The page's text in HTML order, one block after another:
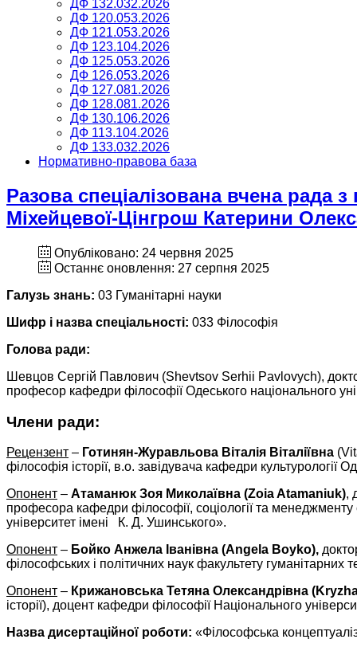
ДФ 132.032.2026
ДФ 120.053.2026
ДФ 121.053.2026
ДФ 123.104.2026
ДФ 125.053.2026
ДФ 126.053.2026
ДФ 127.081.2026
ДФ 128.081.2026
ДФ 130.106.2026
ДФ 113.104.2026
ДФ 133.032.2026
Нормативно-правова база
Разова спеціалізована вчена рада
Міхейцевої-Цінгрош Катерини
Опубліковано: 24 червня 2025
Останнє оновлення: 27 серпня 2025
Галузь знань: 03 Гуманітарні науки
Шифр і назва спеціальності: 033 Філософія
Голова ради:
Шевцов Сергій Павлович (Shevtsov Serhii Pavlovych),
професор кафедри філософії Одеського національного
Члени ради:
Рецензент – Готинян-Журавльова Віталія Віталіївна
філософія історії, в.о. завідувача кафедри культурології
Опонент – Атаманюк Зоя Миколаївна (Zoia Atamaniuk),
професора кафедри філософії, соціології та менеджменту
університет імені К. Д. Ушинського».
Опонент – Бойко Анжела Іванівна (Angela Boyko),
філософських і політичних наук факультету гуманітарних
Опонент – Крижановська Тетяна Олександрівна
історії), доцент кафедри філософії Національного
Назва дисертаційної роботи: «Філософська